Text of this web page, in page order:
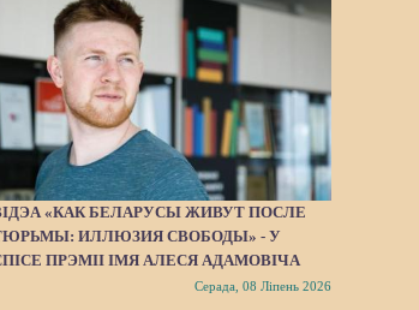
«КАК БЕЛАРУСЫ ЖИВУТ ПОСЛЕ
ИЛЛЮЗИЯ СВОБОДЫ» - У
ПРЭМІІ ІМЯ АЛЕСЯ АДАМОВІЧА
Серада, 08 Ліпень 2026